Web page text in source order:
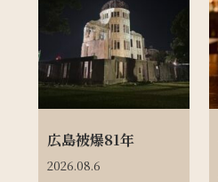
広島被爆81年
2026.08.6